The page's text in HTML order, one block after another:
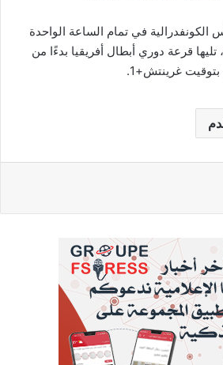
في تمام الساعة الواحدة
ظهرًا بتوقيت غرينتش+1، تليها قرعة دوري أبطال أفريقيا بدءًا من
بتوقيت غرينتش+1.